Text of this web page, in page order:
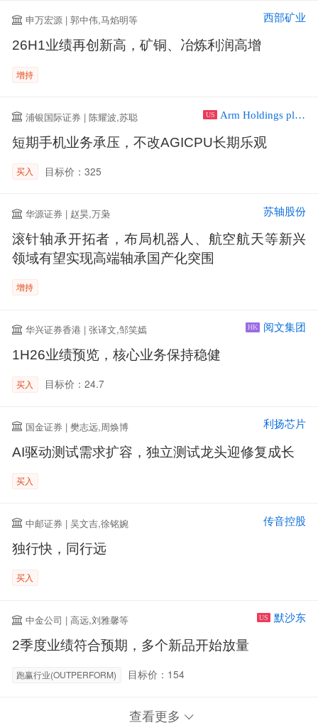
申万宏源 | 郭中伟,马焰明等 西部矿业
26H1业绩再创新高，矿铜、冶炼利润高增
增持
浦银国际证券 | 陈耀波,苏聪 US Arm Holdings plc ADR
短期手机业务承压，不改AGICPU长期乐观
买入 目标价：325
华源证券 | 赵昊,万枭 苏轴股份
滚针轴承开拓者，布局机器人、航空航天等新兴
领域有望实现高端轴承国产化突围
增持
华兴证券香港 | 张译文,邹笑嫣 HK 阅文集团
1H26业绩预览，核心业务保持稳健
买入 目标价：24.7
国金证券 | 樊志远,周焕博 利扬芯片
AI驱动测试需求扩容，独立测试龙头迎修复成长
买入
中邮证券 | 吴文吉,徐铭婉 传音控股
独行快，同行远
买入
中金公司 | 高远,刘雅馨等 US 默沙东
2季度业绩符合预期，多个新品开始放量
跑赢行业(OUTPERFORM) 目标价：154
查看更多